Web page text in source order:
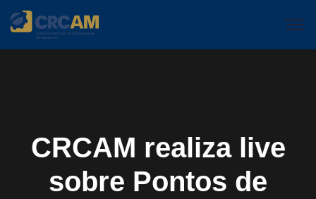
CRCAM realiza live
sobre Pontos de